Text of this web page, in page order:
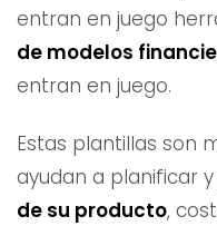
entran en juego
de modelos
entran en juego.
Estas plantillas son
ayudan a planificar y
de su producto,